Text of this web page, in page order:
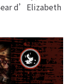
d’Elizabeth